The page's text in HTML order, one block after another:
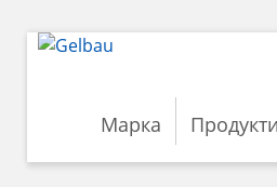
Марка Продукти